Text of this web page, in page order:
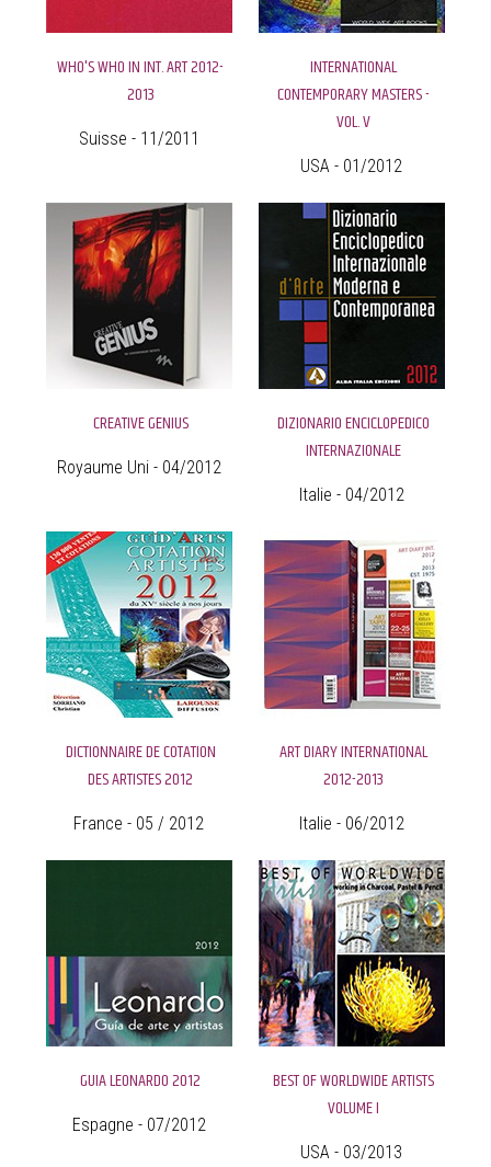
WHO'S WHO IN INT. ART 2012-
2013
Suisse - 11/2011
INTERNATIONAL
CONTEMPORARY MASTERS -
VOL. V
USA - 01/2012
CREATIVE GENIUS
Royaume Uni - 04/2012
DIZIONARIO ENCICLOPEDICO
INTERNAZIONALE
Italie - 04/2012
DICTIONNAIRE DE COTATION
DES ARTISTES 2012
France - 05 / 2012
ART DIARY INTERNATIONAL
2012-2013
Italie - 06/2012
GUIA LEONARDO 2012
Espagne - 07/2012
BEST OF WORLDWIDE ARTISTS
VOLUME I
USA - 03/2013